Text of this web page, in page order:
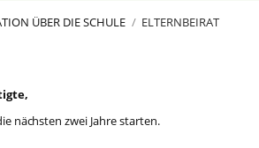
ÜBER DIE SCHULE / ELTERNBEIRAT
te,
nächsten zwei Jahre starten.